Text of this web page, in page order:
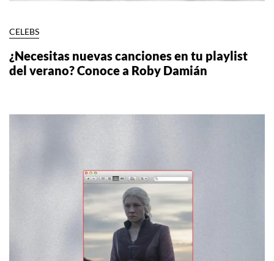
CELEBS
¿Necesitas nuevas canciones en tu playlist
del verano? Conoce a Roby Damián